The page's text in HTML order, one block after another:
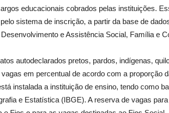
educacionais cobrados pelas instituições.
sistema de inscrição, a partir da base de
e Assistência Social, Família e
autodeclarados pretos, pardos, indígenas,
em percentual de acordo com a proporção
instalada a instituição de ensino, tendo como
e Estatística (IBGE). A reserva de vagas